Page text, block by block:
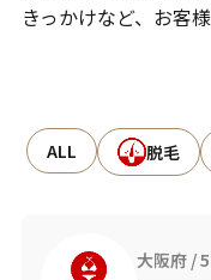
きっかけなど、お客
ALL 脱毛
大阪府